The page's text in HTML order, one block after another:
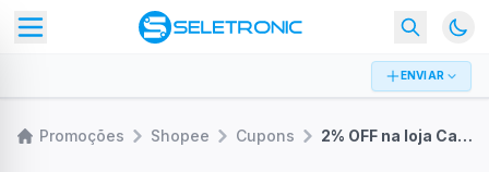
ENVIAR
Promoções Shopee Cupons 2% OFF na loja Camin Calçados na Shopee